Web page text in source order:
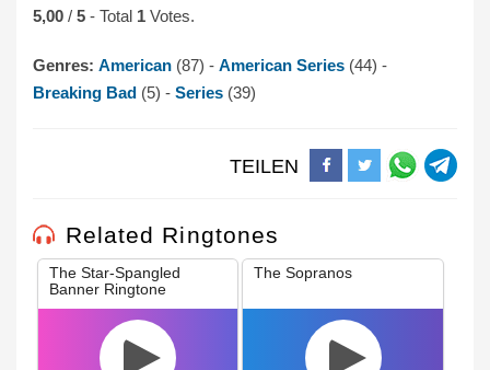
5,00 / 5 - Total 1 Votes.
Genres: American (87) - American Series (44) -
Breaking Bad (5) - Series (39)
TEILEN
Related Ringtones
The Star-Spangled
Banner Ringtone
The Sopranos